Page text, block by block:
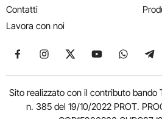
Contatti
Lavora con noi
Seguici su Facebook
Seguici su Instagram
Seguici su X
Seguici su
Seguici
Sito realizzato con il contributo bando
n. 385 del 19/10/2022 PROT.